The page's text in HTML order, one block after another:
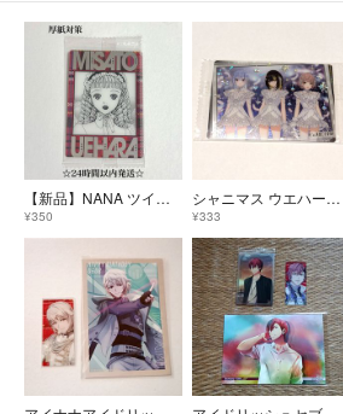
【新品】NANA ツインウエハースカード 上原美里 キャラクターカード C-10 トレカ
¥350
シャニマス ウエハース3 No.36 コメティック カード
¥333